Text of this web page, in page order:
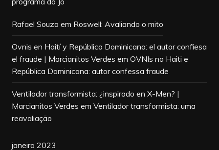
Rafael Souza em Roswell: Avaliando o mito
Ovnis en Haití y República Dominicana: el autor confiesa
el fraude | Marcianitos Verdes em OVNIs no Haiti e
República Dominicana: autor confessa fraude
Ventilador transformista: ¿inspirado en X-Men? |
Marcianitos Verdes em Ventilador transformista: uma
reavaliação
janeiro 2023